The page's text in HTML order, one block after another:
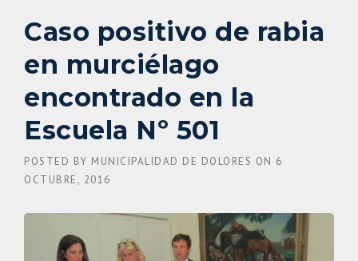
Caso positivo de rabia
en murciélago
encontrado en la
Escuela Nº 501
POSTED BY MUNICIPALIDAD DE DOLORES ON 6
OCTUBRE, 2016